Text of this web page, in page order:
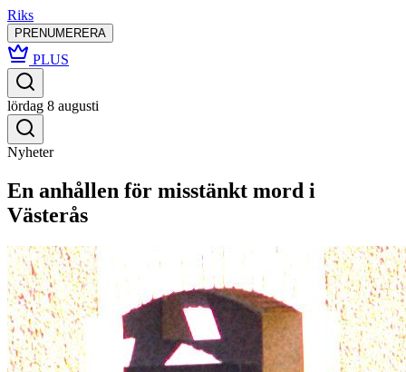
Riks
PRENUMERERA
PLUS
lördag 8 augusti
Nyheter
En anhållen för misstänkt mord i
Västerås